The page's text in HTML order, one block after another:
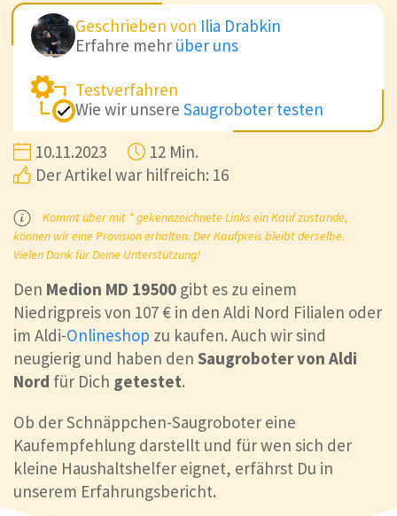
Geschrieben von Ilia Drabkin
Erfahre mehr über uns
Testverfahren
Wie wir unsere Saugroboter testen
10.11.2023
12 Min.
Der Artikel war hilfreich: 16
Kommt über mit * gekennzeichnete Links ein Kauf zustande,
können wir eine Provision erhalten. Der Kaufpreis bleibt derselbe.
Vielen Dank für Deine Unterstützung!
Den Medion MD 19500 gibt es zu einem
Niedrigpreis von 107 € in den Aldi Nord Filialen oder
im Aldi-Onlineshop zu kaufen. Auch wir sind
neugierig und haben den Saugroboter von Aldi
Nord für Dich getestet.
Ob der Schnäppchen-Saugroboter eine
Kaufempfehlung darstellt und für wen sich der
kleine Haushaltshelfer eignet, erfährst Du in
unserem Erfahrungsbericht.